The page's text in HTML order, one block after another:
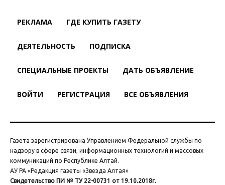
РЕКЛАМА ГДЕ КУПИТЬ ГАЗЕТУ
ДЕЯТЕЛЬНОСТЬ ПОДПИСКА
СПЕЦИАЛЬНЫЕ ПРОЕКТЫ ДАТЬ ОБЪЯВЛЕНИЕ
ВОЙТИ РЕГИСТРАЦИЯ ВСЕ ОБЪЯВЛЕНИЯ
Газета зарегистрирована Управлением Федеральной службы по
надзору в сфере связи, информационных технологий и массовых
коммуникаций по Республике Алтай.
АУ РА «Редакция газеты «Звезда Алтая»
Свидетельство ПИ № ТУ 22-00731 от 19.10.2018г.